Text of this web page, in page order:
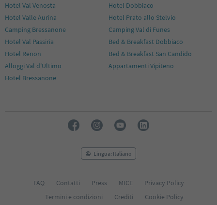
Hotel Val Venosta
Hotel Dobbiaco
Hotel Valle Aurina
Hotel Prato allo Stelvio
Camping Bressanone
Camping Val di Funes
Hotel Val Passiria
Bed & Breakfast Dobbiaco
Hotel Renon
Bed & Breakfast San Candido
Alloggi Val d'Ultimo
Appartamenti Vipiteno
Hotel Bressanone
Lingua: Italiano
FAQ Contatti Press MICE
Privacy Policy
Termini e condizioni
Crediti
Cookie Policy